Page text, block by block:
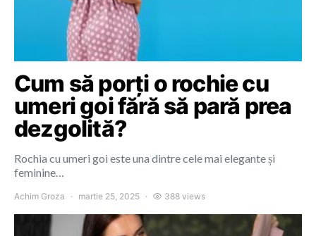
Cum să porți o rochie cu
umeri goi fără să pară prea
dezgolită?
Rochia cu umeri goi este una dintre cele mai elegante și
feminine…
Achim Groza martie 25, 2025 388 views